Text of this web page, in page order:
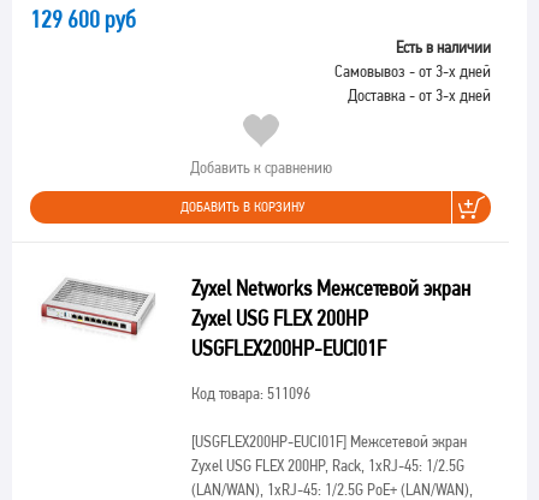
129 600 руб
Есть в наличии
Самовывоз - от 3-х дней
Доставка - от 3-х дней
Добавить к сравнению
ДОБАВИТЬ В КОРЗИНУ
Zyxel Networks Межсетевой экран
Zyxel USG FLEX 200HP
USGFLEX200HP-EUCI01F
Код товара: 511096
[USGFLEX200HP-EUCI01F]Межсетевой экран
Zyxel USG FLEX 200HP, Rack, 1xRJ-45: 1/2.5G
(LAN/WAN), 1xRJ-45: 1/2.5G PoE+ (LAN/WAN),